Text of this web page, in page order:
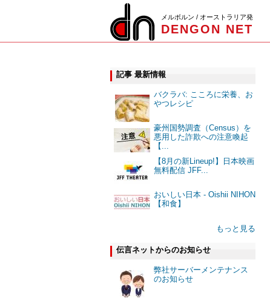
メルボルン / オーストラリア発
DENGON NET
記事 最新情報
バクラバ: こころに栄養、お
やつレシピ
豪州国勢調査（Census）を
悪用した詐欺への注意喚起
【...
【8月の新Lineup!】日本映画
無料配信 JFF...
おいしい日本 - Oishii NIHON
【和食】
もっと見る
伝言ネットからのお知らせ
弊社サーバーメンテナンス
のお知らせ